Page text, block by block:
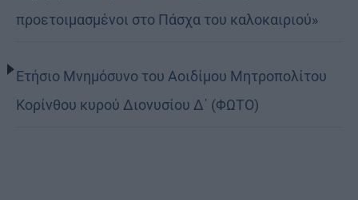
προετοιμασμένοι στο Πάσχα του καλοκαιριού»
Ετήσιο Μνημόσυνο του Αοιδίμου Μητροπολίτου
Κορίνθου κυρού Διονυσίου Δ΄ (ΦΩΤΟ)